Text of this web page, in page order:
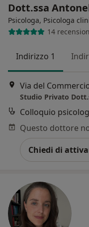
Dott.ssa
Psicologa, Psicologa
14
Indirizzo 1
Via del
Studio Privato
Colloquio
Chiedi di